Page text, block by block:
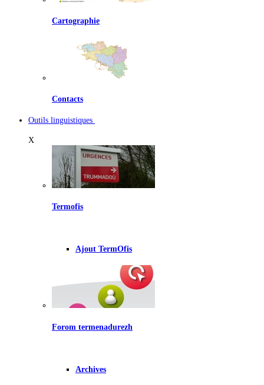
Cartographie
Contacts
Outils linguistiques
X
Termofis
Ajout TermOfis
Forom termenadurezh
Archives